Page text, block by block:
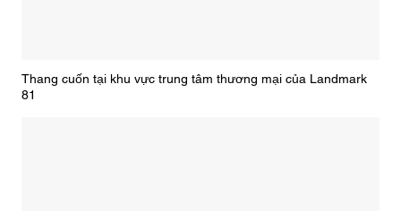
Thang cuốn tại khu vực trung tâm thương mại của Landmark
81